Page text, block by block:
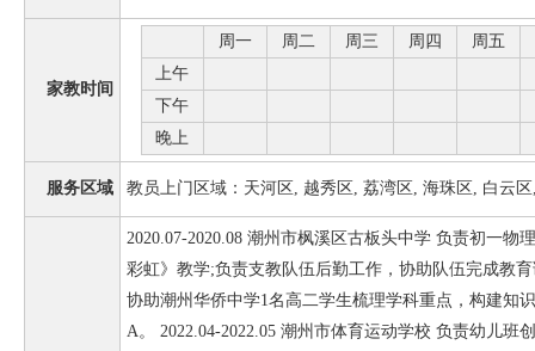
家教时间
周一 周二 周三 周四 周五
上午
下午
晚上
服务区域 教员上门区域：天河区, 越秀区, 荔湾区, 海珠区, 白云
2020.07-2020.08 潮州市枫溪区古板头中学 负责初一物
彩虹》教学;负责支教队伍后勤工作，协助队伍完成教育
协助潮州华侨中学1名高二学生梳理学科重点，构建知
A。 2022.04-2022.05 潮州市体育运动学校 负责幼儿班